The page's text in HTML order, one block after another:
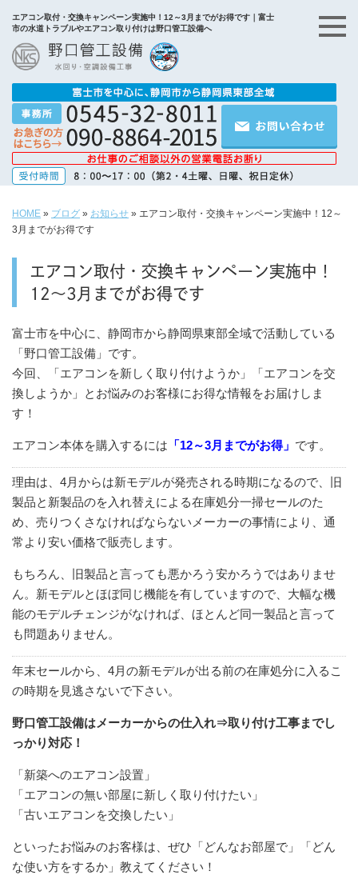
エアコン取付・交換キャンペーン実施中！12～3月までがお得です｜富士
市の水道トラブルやエアコン取り付けは野口管工設備へ
HOME » ブログ » お知らせ » エアコン取付・交換キャンペーン実施中！12～
3月までがお得です
エアコン取付・交換キャンペーン実施中！
12～3月までがお得です
富士市を中心に、静岡市から静岡県東部全域で活動している
「野口管工設備」です。
今回、「エアコンを新しく取り付けようか」「エアコンを交
換しようか」とお悩みのお客様にお得な情報をお届けしま
す！
エアコン本体を購入するには 「12～3月までがお得」 です。
理由は、4月からは新モデルが発売される時期になるので、旧
製品と新製品のを入れ替えによる在庫処分一掃セールのた
め、売りつくさなければならないメーカーの事情により、通
常より安い価格で販売します。
もちろん、旧製品と言っても悪かろう安かろうではありませ
ん。新モデルとほぼ同じ機能を有していますので、大幅な機
能のモデルチェンジがなければ、ほとんど同一製品と言って
も問題ありません。
年末セールから、4月の新モデルが出る前の在庫処分に入るこ
の時期を見逃さないで下さい。
野口管工設備はメーカーからの仕入れ⇒取り付け工事までし
っかり対応！
「新築へのエアコン設置」
「エアコンの無い部屋に新しく取り付けたい」
「古いエアコンを交換したい」
といったお悩みのお客様は、ぜひ「どんなお部屋で」「どん
な使い方をするか」教えてください！